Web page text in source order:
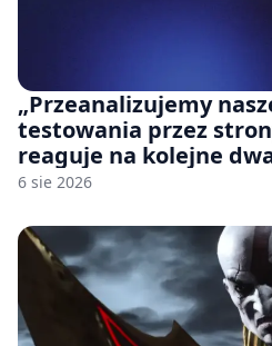
„Przeanalizujemy
testowania przez
reaguje na kolejne
udziałem autorskich
6 sie 2026